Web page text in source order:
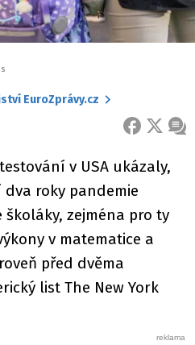
EuroZprávy.cz
FACEBOOK
X
v USA ukázaly,
roky pandemie
zejména pro ty
v matematice a
před dvěma
list The New York